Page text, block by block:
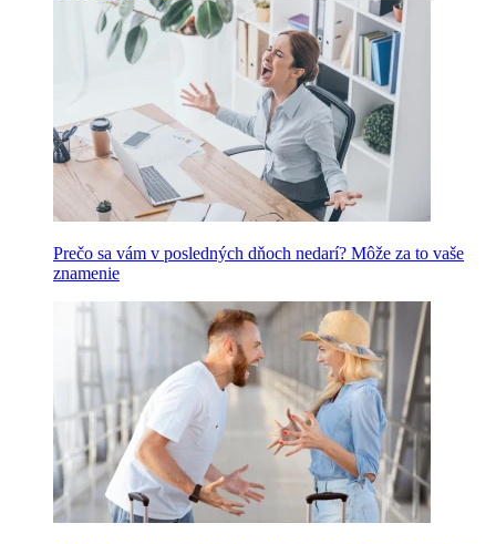
Prečo sa vám v posledných dňoch nedarí? Môže za to vaše
znamenie